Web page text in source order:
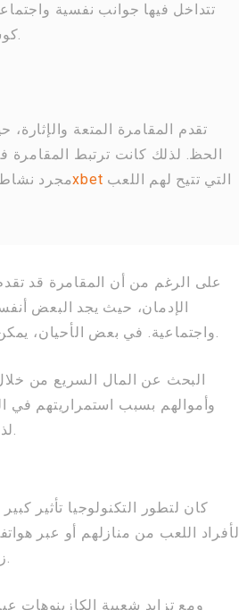
تتداخل فيها جوانب نفسية
كوسيلة للتسلية والتفاعل الاجتماعي، مما جعلها جزءاً لا يتجزأ من تقاليد متعددة.
تقدم المقامرة المتعة
الحظ. لذلك كانت ترتبط المقامرة
مجرد نشاط1xbet
على الرغم من أن المقامرة قد
الإدمان، حيث يجد البعض
واجتماعية. في بعض الأحيان، يمكن أن يؤثر الإدمان على مناحي الحياة المختلفة، مثل العلاقات الأسرية والعمل.
البحث عن المال السريع من
وأموالهم بسبب استمراريتهم في
لذلك، ينصح الخبراء بوضع حدود والاعتدال عند المشاركة في مثل هذه الأنشطة.
كان لتطور التكنولوجيا تأثير
اللعب من منازلهم أو عبر
زيادة شعبية الألعاب الإلكترونية، حيث يجد الكثيرون فيها ملاذًا للتسلية والربح.
ومع تزايد شعبية الكازينوهات